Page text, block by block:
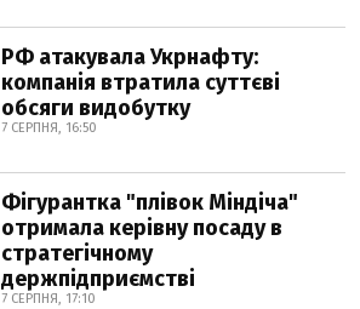
РФ атакувала Укрнафту:
компанія втратила суттєві
обсяги видобутку
7 СЕРПНЯ, 16:50
Фігурантка "плівок Міндіча"
отримала керівну посаду в
стратегічному
держпідприємстві
7 СЕРПНЯ, 17:10